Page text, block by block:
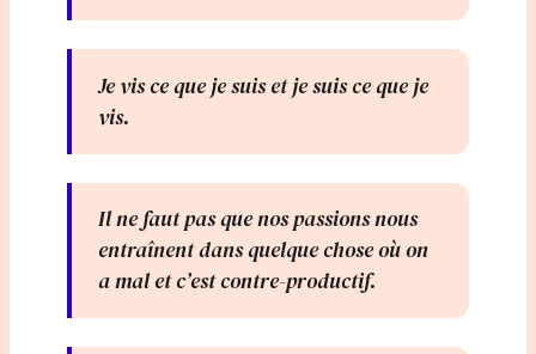
Je vis ce que je suis et je suis ce que je
vis.
Il ne faut pas que nos passions nous
entraînent dans quelque chose où on
a mal et c’est contre-productif.